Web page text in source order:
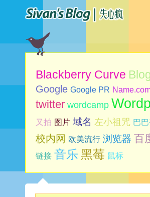
Blackberry Curve Blog
Google Google PR
twitter wordcamp
又拍 图片 域名 左小祖咒 巴
校内网 欧美流行 浏览器 百
链接 音乐 黑莓 鼠标